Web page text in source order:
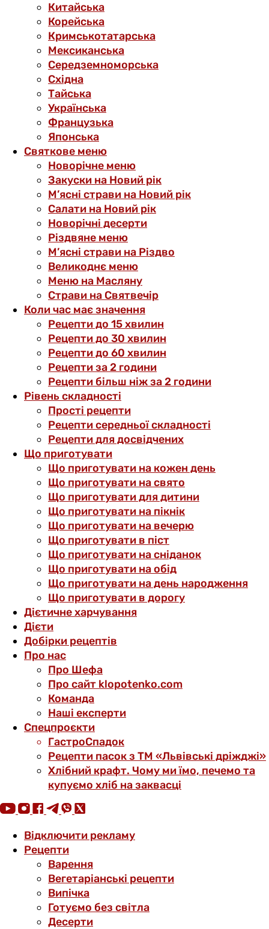
Китайська
Корейська
Кримськотатарська
Мексиканська
Середземноморська
Східна
Тайська
Українська
Французька
Японська
Святкове меню
Новорічне меню
Закуски на Новий рік
М’ясні страви на Новий рік
Салати на Новий рік
Новорічні десерти
Різдвяне меню
М’ясні страви на Різдво
Великоднє меню
Меню на Масляну
Страви на Святвечір
Коли час має значення
Рецепти до 15 хвилин
Рецепти до 30 хвилин
Рецепти до 60 хвилин
Рецепти за 2 години
Рецепти більш ніж за 2 години
Рівень складності
Прості рецепти
Рецепти середньої складності
Рецепти для досвідчених
Що приготувати
Що приготувати на кожен день
Що приготувати на свято
Що приготувати для дитини
Що приготувати на пікнік
Що приготувати на вечерю
Що приготувати в піст
Що приготувати на сніданок
Що приготувати на обід
Що приготувати на день народження
Що приготувати в дорогу
Дієтичне харчування
Дієти
Добірки рецептів
Про нас
Про Шефа
Про сайт klopotenko.com
Команда
Наші експерти
Спецпроєкти
ГастроСпадок
Рецепти пасок з ТМ «Львівські дріжджі»
Хлібний крафт. Чому ми їмо, печемо та
купуємо хліб на заквасці
Відключити рекламу
Рецепти
Варення
Вегетаріанські рецепти
Випічка
Готуємо без світла
Десерти